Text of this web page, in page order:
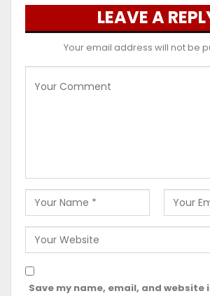
LEAVE A
Your email address will not be
Save my name, email, and website